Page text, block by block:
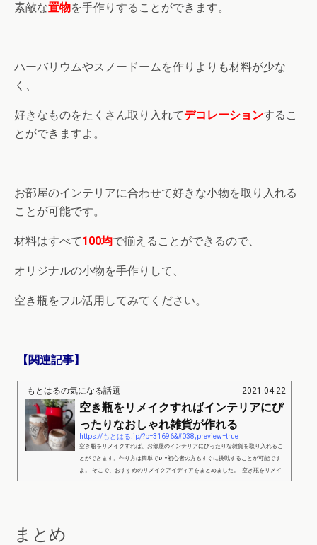
素敵な置物を手作りすることができます。
ハーバリウムやスノードームを作りよりも材料が少な
く、
好きなものをたくさん取り入れてデコレーションするこ
とができますよ。
お部屋のインテリアに合わせて好きな小物を取り入れる
ことが可能です。
材料はすべて100均で揃えることができるので、
オリジナルの小物を手作りして、
空き瓶をフル活用してみてください。
【関連記事】
もとはるの気になる話題 2021.04.22
空き瓶をリメイクすればインテリアにぴ
ったりなおしゃれ雑貨が作れる
https://もとはる.jp/?p=31696&#038;preview=true
空き瓶をリメイクすれば、お部屋のインテリアにぴったりな雑貨を取り入れるこ
とができます。作り方は簡単でDIY初心者の方もすぐに挑戦することが可能です
よ。 そこで、おすすめのリメイクアイディアをまとめました。 空き瓶をリメイ
クすればインテリアにぴったりなおしゃれ雑貨が作れるpart1 出典：https://kinarin
まとめ